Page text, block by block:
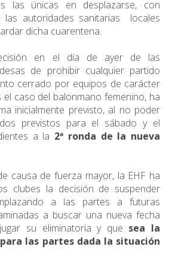
las únicas en desplazarse, con
las autoridades sanitarias locales
dicha cuarentena.
en el día de ayer de las
de prohibir cualquier partido
cerrado por equipos de carácter
caso del balonmano femenino, ha
inicialmente previsto, al no poder
previstos para el sábado y el
a la 2ª ronda de la nueva
causa de fuerza mayor, la EHF ha
clubes la decisión de suspender
a las partes a futuras
a buscar una nueva fecha
su eliminatoria y que sea la
las partes dada la situación